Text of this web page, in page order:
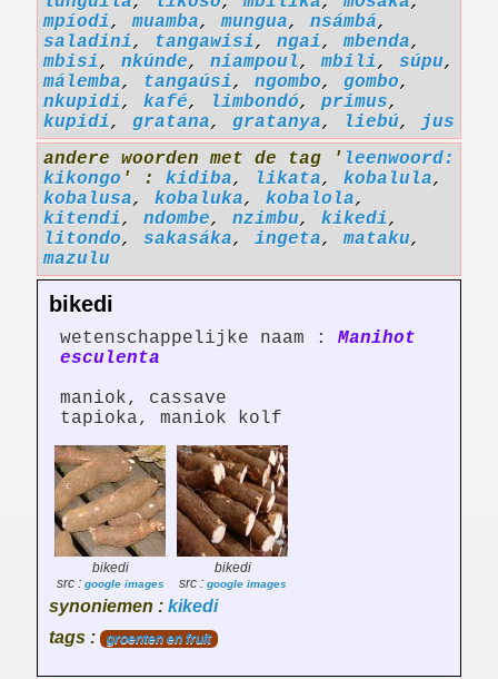
mpíodi,muamba,mungua, nsámbá,
saladini, tangawisi, ngai,mbenda,
mbisi, nkúnde, niampoul,mbili, súpu,
málemba, tangaúsi, ngombo, gombo,
nkupidi, kafé, limbondó, primus,
kupidi, gratana, gratanya, liebú,
jus
andere woorden met de tag ' leenwoord:
kikongo ' : kidiba, likata, kobalula,
kobalusa, kobaluka, kobalola,
kitendi, ndombe, nzimbu, kikedi,
litondo, sakasáka, ingeta,mataku,
mazulu
bikedi
wetenschappelijke naam : Manihot
esculenta
maniok, cassave
tapioka, maniok kolf
bikedi
src : google images
bikedi
src : google images
synoniemen : kikedi
tags :
groenten en fruit